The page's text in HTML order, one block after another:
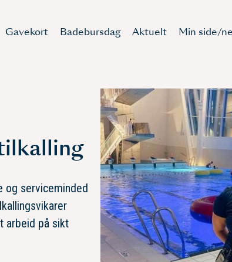
Gavekort Badebursdag Aktuelt Min side/
og serviceminded
arbeid på sikt